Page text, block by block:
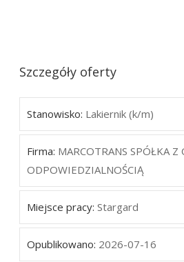
Szczegóły oferty
Stanowisko: Lakiernik (k/m)
Firma: MARCOTRANS SPÓŁKA Z
ODPOWIEDZIALNOŚCIĄ
Miejsce pracy:Stargard
Opublikowano: 2026-07-16